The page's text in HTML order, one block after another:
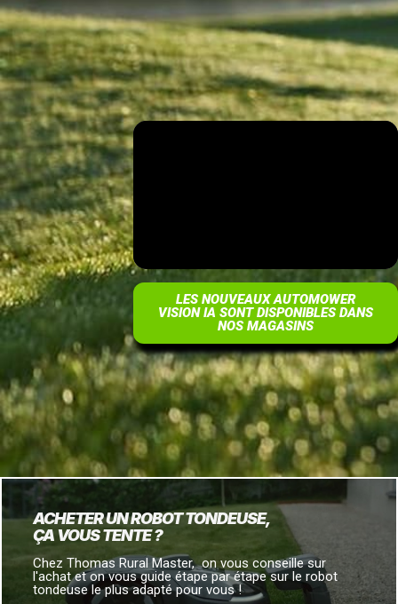
LES NOUVEAUX AUTOMOWER
VISION IA SONT DISPONIBLES DANS
NOS MAGASINS
ACHETER UN ROBOT TONDEUSE,
ÇA VOUS TENTE ?
Chez Thomas Rural Master, on vous conseille sur
l'achat et on vous guide étape par étape sur le robot
tondeuse le plus adapté pour vous !